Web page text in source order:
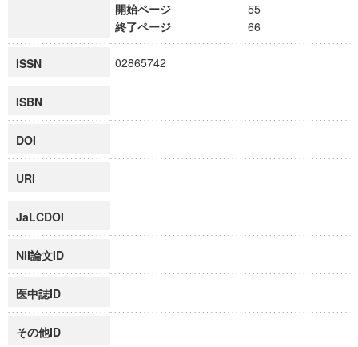
開始ページ
55
終了ページ
66
ISSN 02865742
ISBN
DOI
URI
JaLCDOI
NII論文ID
医中誌ID
その他ID